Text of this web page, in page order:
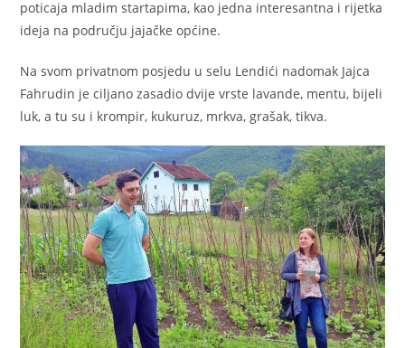
poticaja mladim startapima, kao jedna interesantna i rijetka
ideja na području jajačke općine.
Na svom privatnom posjedu u selu Lendići nadomak Jajca
Fahrudin je ciljano zasadio dvije vrste lavande, mentu, bijeli
luk, a tu su i krompir, kukuruz, mrkva, grašak, tikva.